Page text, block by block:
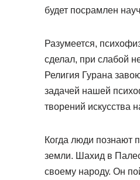
будет посрамлен
Разумеется,
сделал, при слабой
Религия Гурана
задачей нашей
творений искусства
Когда люди познают
земли. Шахид в
своему народу. Он